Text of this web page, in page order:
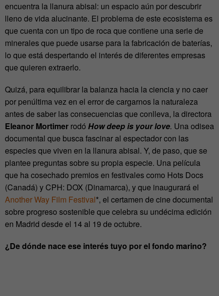
encuentra la llanura abisal: un espacio aún por descubrir
lleno de vida alucinante. El problema de este ecosistema es
que cuenta con un tipo de roca que contiene una serie de
minerales que puede usarse para la fabricación de baterías,
lo que está despertando el interés de diferentes empresas
que quieren extraerlo.
Quizá, para equilibrar la balanza hacia la ciencia y no caer
por penúltima vez en el error de cargarnos la naturaleza
antes de saber las consecuencias que conlleva, la directora
Eleanor Mortimer rodó How deep is your love. Una odisea
documental que busca fascinar al espectador con las
especies que viven en la llanura abisal. Y, de paso, que se
plantee preguntas sobre su propia especie. Una película
que ha cosechado premios en festivales como Hots Docs
(Canadá) y CPH: DOX (Dinamarca), y que inaugurará el
Another Way Film Festival*, el certamen de cine documental
sobre progreso sostenible que celebra su undécima edición
en Madrid desde el 14 al 19 de octubre.
¿De dónde nace ese interés tuyo por el fondo marino?